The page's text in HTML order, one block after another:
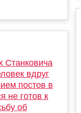
Станковича
вдруг
постов в
не готов к
об